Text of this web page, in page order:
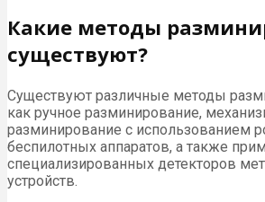
Какие методы
существуют?
Существуют различные методы
как ручное разминирование,
разминирование с использованием
беспилотных аппаратов, а также
специализированных детекторов
устройств.